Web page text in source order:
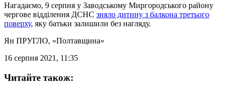
Нагадаємо, 9 серпня у Заводському Миргородського району
чергове відділення ДСНС зняло дитину з балкона третього
поверху, яку батьки залишили без нагляду.
Ян ПРУГЛО, «Полтавщина»
16 серпня 2021, 11:35
Читайте також: